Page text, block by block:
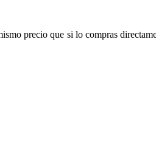
precio que si lo compras